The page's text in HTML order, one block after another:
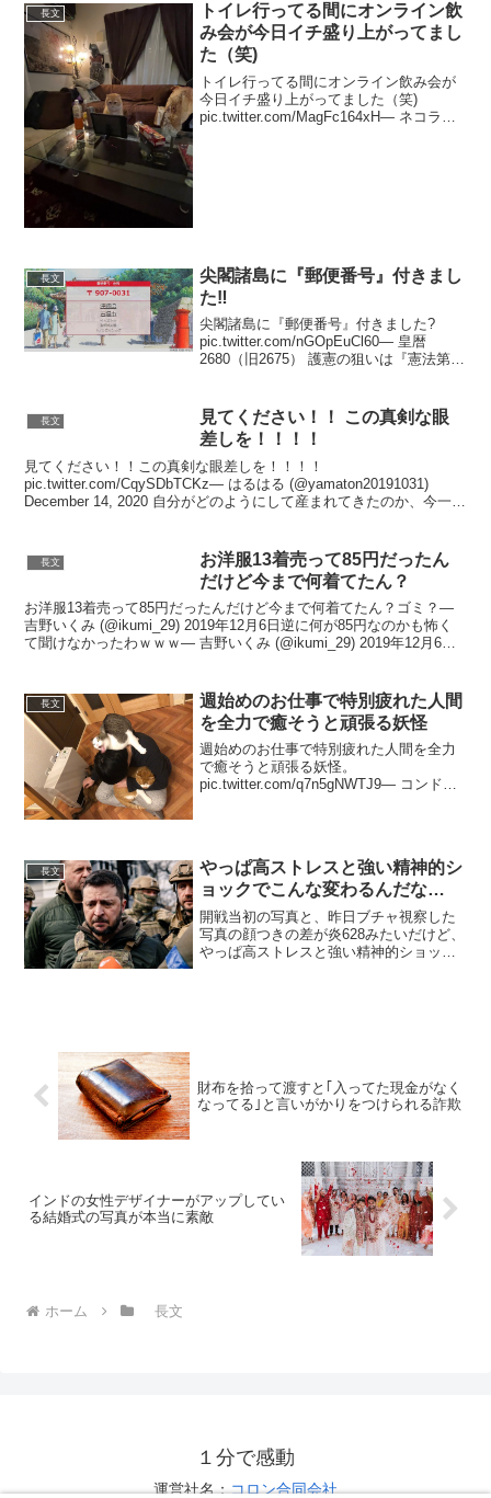
長文
トイレ行ってる間にオンライン飲
み会が今日イチ盛り上がってまし
た（笑)
トイレ行ってる間にオンライン飲み会が
今日イチ盛り上がってました（笑)
pic.twitter.com/MagFc164xH— ネコラン
長文
尖閣諸島に『郵便番号』付きまし
た‼
尖閣諸島に『郵便番号』付きました?
pic.twitter.com/nGOpEuCl60— 皇暦
2680（旧2675） 護憲の狙いは『憲法第一
長文
見てください！！ この真剣な眼
差しを！！！！
見てください！！この真剣な眼差しを！！！！
pic.twitter.com/CqySDbTCKz— はるはる (@yamaton20191031)
December 14, 2020 自分がどのようにして産まれてきたのか、今一度
長文
お洋服13着売って85円だったん
だけど今まで何着てたん？
お洋服13着売って85円だったんだけど今まで何着てたん？ゴミ？—
吉野いくみ (@ikumi_29) 2019年12月6日逆に何が85円なのかも怖く
て聞けなかったわｗｗｗ— 吉野いくみ (@ikumi_29) 2019年12月6日
長文
週始めのお仕事で特別疲れた人間
を全力で癒そうと頑張る妖怪
週始めのお仕事で特別疲れた人間を全力
で癒そうと頑張る妖怪。
pic.twitter.com/q7n5gNWTJ9— コンドリ
長文
やっぱ高ストレスと強い精神的シ
ョックでこんな変わるんだな…
開戦当初の写真と、昨日ブチャ視察した
写真の顔つきの差が炎628みたいだけど、
やっぱ高ストレスと強い精神的ショック
財布を拾って渡すと｢入ってた現金がなく
なってる｣と言いがかりをつけられる詐欺
インドの女性デザイナーがアップしてい
る結婚式の写真が本当に素敵
ホーム 長文
１分で感動
運営社名：コロン合同会社